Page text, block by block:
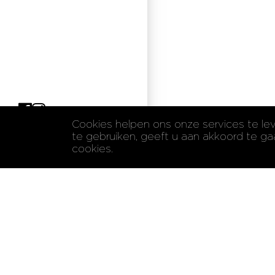
Cookies helpen ons onze services te
te gebruiken, geeft u aan akkoord te
cookies.
+32 3 322 61 61